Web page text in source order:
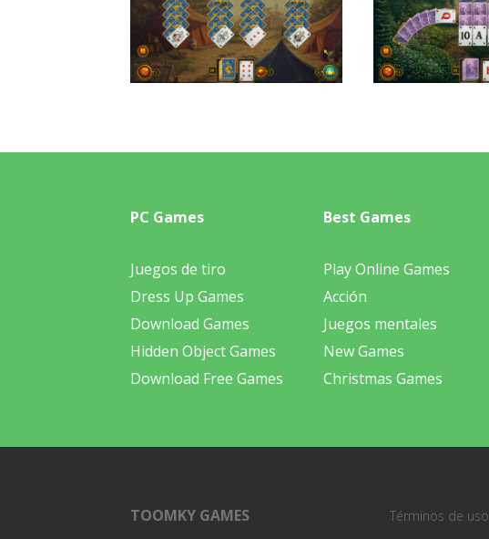
PC Games
Juegos de tiro
Dress Up Games
Download Games
Hidden Object Games
Download Free Games
Best Games
Play Online Games
Acción
Juegos mentales
New Games
Christmas Games
TOOMKY GAMES Términos de uso